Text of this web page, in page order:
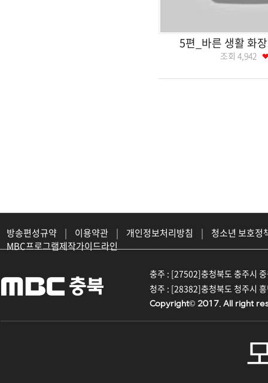
5편_바른 생활 화
조회 4,942
방송편성규약 | 이용약관 | 개인정보처리방침 |
청소년 보호정
MBC프로그램제작가이드라인
충주 : [27502]충청북도 충주시
청주 : [28382]충청북도 청주시
Copyright© 2017. All right